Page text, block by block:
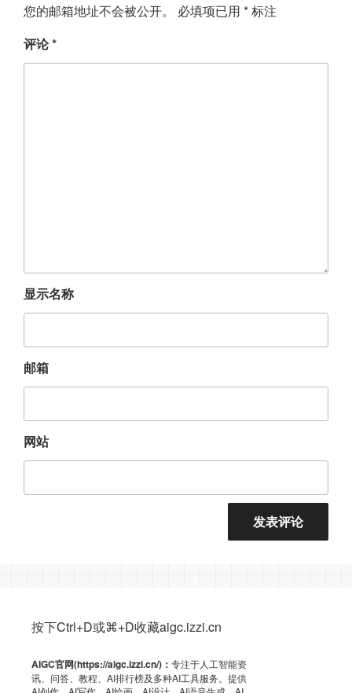
您的邮箱地址不会被公开。 必填项已用 *标注
评论*
显示名称
邮箱
网站
按下Ctrl+D或⌘+D收藏aigc.izzi.cn
AIGC官网(https://aigc.izzi.cn/)： 专注于人工智能资
讯、问答、教程、AI排行榜及多种AI工具服务。提供